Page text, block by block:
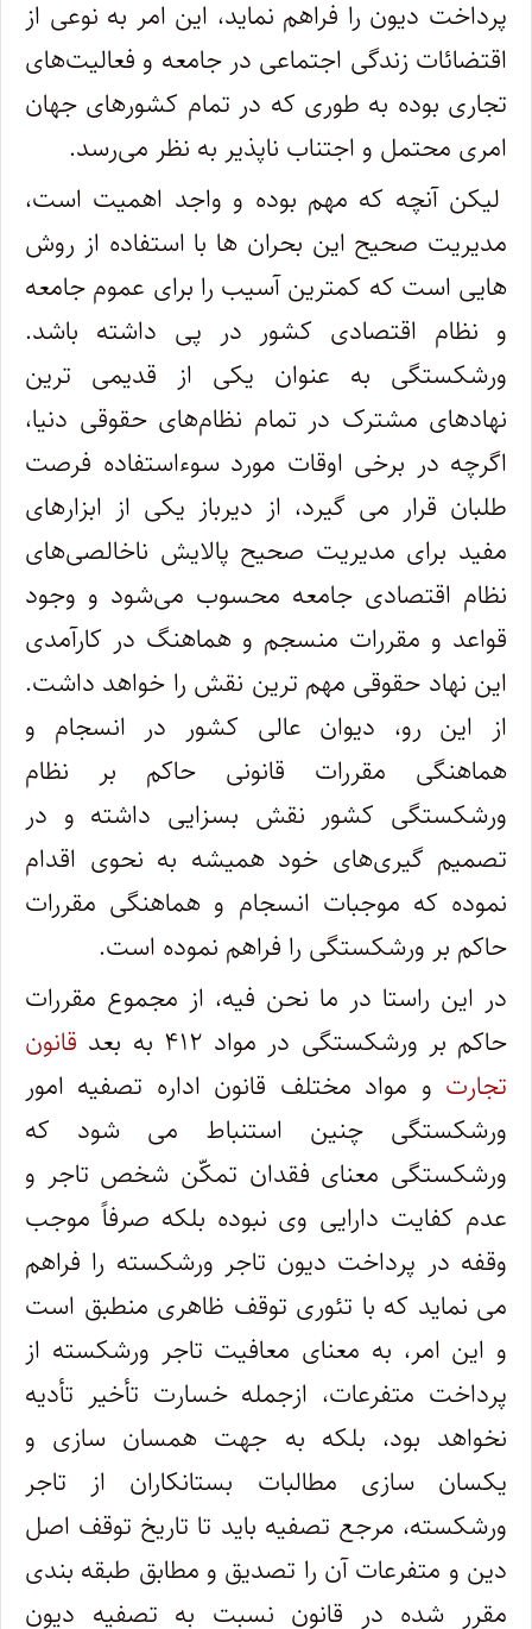
پرداخت دیون را فراهم نماید، این امر به نوعی از
اقتضائات زندگی اجتماعی در جامعه و فعالیت‌های
تجاری بوده به طوری که در تمام کشورهای جهان
امری محتمل و اجتناب ناپذیر به نظر می‌رسد.
لیکن آنچه که مهم بوده و واجد اهمیت است،
مدیریت صحیح این بحران ها با استفاده از روش
هایی است که کمترین آسیب را برای عموم جامعه
و نظام اقتصادی کشور در پی داشته باشد.
ورشکستگی به عنوان یکی از قدیمی ترین
نهادهای مشترک در تمام نظام‌های حقوقی دنیا،
اگرچه در برخی اوقات مورد سوءاستفاده فرصت
طلبان قرار می گیرد، از دیرباز یکی از ابزارهای
مفید برای مدیریت صحیح پالایش ناخالصی‌های
نظام اقتصادی جامعه محسوب می‌شود و وجود
قواعد و مقررات منسجم و هماهنگ در کارآمدی
این نهاد حقوقی مهم ترین نقش را خواهد داشت.
از این رو، دیوان عالی کشور در انسجام و
هماهنگی مقررات قانونی حاکم بر نظام
ورشکستگی کشور نقش بسزایی داشته و در
تصمیم گیری‌های خود همیشه به نحوی اقدام
نموده که موجبات انسجام و هماهنگی مقررات
حاکم بر ورشکستگی را فراهم نموده است.
در این راستا در ما نحن فیه، از مجموع مقررات
حاکم بر ورشکستگی در مواد ۴۱۲ به بعد
قانون
تجارت و مواد مختلف قانون اداره تصفیه امور
ورشکستگی چنین استنباط می شود که
ورشکستگی معنای فقدان تمکّن شخص تاجر و
عدم کفایت دارایی وی نبوده بلکه صرفاً موجب
وقفه در پرداخت دیون تاجر ورشکسته را فراهم
می نماید که با تئوری توقف ظاهری منطبق است
و این امر، به معنای معافیت تاجر ورشکسته از
پرداخت متفرعات، ازجمله خسارت تأخیر تأدیه
نخواهد بود، بلکه به جهت همسان سازی و
یکسان سازی مطالبات بستانکاران از تاجر
ورشکسته، مرجع تصفیه باید تا تاریخ توقف اصل
دین و متفرعات آن را تصدیق و مطابق طبقه بندی
مقرر شده در قانون نسبت به تصفیه دیون